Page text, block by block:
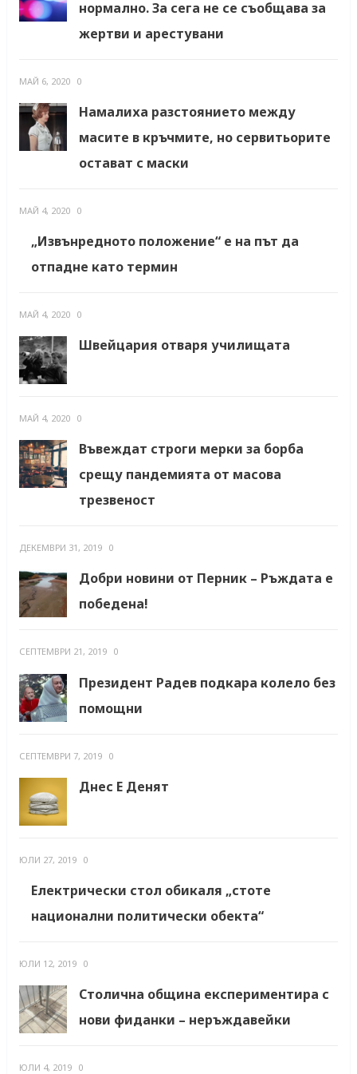
нормално. За сега не се съобщава за
жертви и арестувани
МАЙ 6, 2020 0
Намалиха разстоянието между
масите в кръчмите, но сервитьорите
остават с маски
МАЙ 4, 2020 0
„Извънредното положение“ е на път да
отпадне като термин
МАЙ 4, 2020 0
Швейцария отваря училищата
МАЙ 4, 2020 0
Въвеждат строги мерки за борба
срещу пандемията от масова
трезвеност
ДЕКЕМВРИ 31, 2019 0
Добри новини от Перник – Ръждата е
победена!
СЕПТЕМВРИ 21, 2019 0
Президент Радев подкара колело без
помощни
СЕПТЕМВРИ 7, 2019 0
Днес Е Денят
ЮЛИ 27, 2019 0
Електрически стол обикаля „стоте
национални политически обекта“
ЮЛИ 12, 2019 0
Столична община експериментира с
нови фиданки – неръждавейки
ЮЛИ 4, 2019 0